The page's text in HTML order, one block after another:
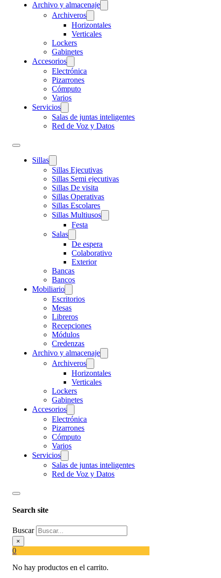
Archivo y almacenaje
Archiveros
Horizontales
Verticales
Lockers
Gabinetes
Accesorios
Electrónica
Pizarrones
Cómputo
Varios
Servicios
Salas de juntas inteligentes
Red de Voz y Datos
Sillas
Sillas Ejecutivas
Sillas Semi ejecutivas
Sillas De visita
Sillas Operativas
Sillas Escolares
Sillas Multiusos
Festa
Salas
De espera
Colaborativo
Exterior
Bancas
Bancos
Mobiliario
Escritorios
Mesas
Libreros
Recepciones
Módulos
Credenzas
Archivo y almacenaje
Archiveros
Horizontales
Verticales
Lockers
Gabinetes
Accesorios
Electrónica
Pizarrones
Cómputo
Varios
Servicios
Salas de juntas inteligentes
Red de Voz y Datos
Search site
Buscar
×
0
No hay productos en el carrito.